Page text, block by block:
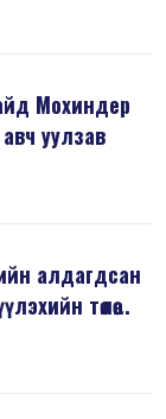
Мохиндер
уулзав
алдагдсан
төлөө...